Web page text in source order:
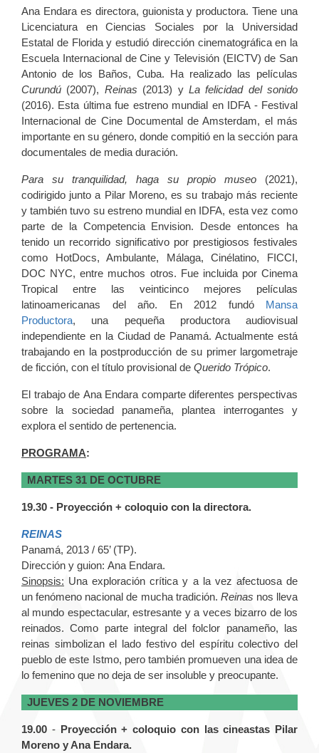
Ana Endara es directora, guionista y productora. Tiene una
Licenciatura en Ciencias Sociales por la Universidad
Estatal de Florida y estudió dirección cinematográfica en la
Escuela Internacional de Cine y Televisión (EICTV) de San
Antonio de los Baños, Cuba. Ha realizado las películas
Curundú (2007), Reinas (2013) y La felicidad del sonido
(2016). Esta última fue estreno mundial en IDFA - Festival
Internacional de Cine Documental de Amsterdam, el más
importante en su género, donde compitió en la sección para
documentales de media duración.
Para su tranquilidad, haga su propio museo (2021),
codirigido junto a Pilar Moreno, es su trabajo más reciente
y también tuvo su estreno mundial en IDFA, esta vez como
parte de la Competencia Envision. Desde entonces ha
tenido un recorrido significativo por prestigiosos festivales
como HotDocs, Ambulante, Málaga, Cinélatino, FICCI,
DOC NYC, entre muchos otros. Fue incluida por Cinema
Tropical entre las veinticinco mejores películas
latinoamericanas del año. En 2012 fundó Mansa
Productora, una pequeña productora audiovisual
independiente en la Ciudad de Panamá. Actualmente está
trabajando en la postproducción de su primer largometraje
de ficción, con el título provisional de Querido Trópico.
El trabajo de Ana Endara comparte diferentes perspectivas
sobre la sociedad panameña, plantea interrogantes y
explora el sentido de pertenencia.
PROGRAMA:
MARTES 31 DE OCTUBRE
19.30 - Proyección + coloquio con la directora.
REINAS
Panamá, 2013 / 65’ (TP).
Dirección y guion: Ana Endara.
Sinopsis: Una exploración crítica y a la vez afectuosa de
un fenómeno nacional de mucha tradición. Reinas nos lleva
al mundo espectacular, estresante y a veces bizarro de los
reinados. Como parte integral del folclor panameño, las
reinas simbolizan el lado festivo del espíritu colectivo del
pueblo de este Istmo, pero también promueven una idea de
lo femenino que no deja de ser insoluble y preocupante.
JUEVES 2 DE NOVIEMBRE
19.00 - Proyección + coloquio con las cineastas Pilar
Moreno y Ana Endara.